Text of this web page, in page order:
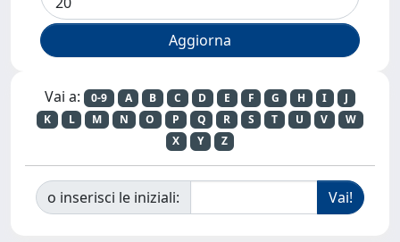
Vai a: 0-9 A B C D E F G H I
J
K
L M N O P Q R S T U V
W
X
Y Z
o inserisci le iniziali: